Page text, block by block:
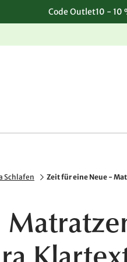
Code Outlet10 - 10
Schlafen Zeit für eine Neue -